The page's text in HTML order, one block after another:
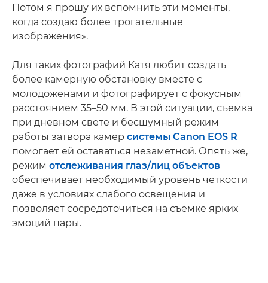
Потом я прошу их вспомнить эти моменты,
когда создаю более трогательные
изображения».
Для таких фотографий Катя любит создать
более камерную обстановку вместе с
молодоженами и фотографирует с фокусным
расстоянием 35–50 мм. В этой ситуации, съемка
при дневном свете и бесшумный режим
работы затвора камер системы Canon EOS R
помогает ей оставаться незаметной. Опять же,
режим отслеживания глаз/лиц объектов
обеспечивает необходимый уровень четкости
даже в условиях слабого освещения и
позволяет сосредоточиться на съемке ярких
эмоций пары.